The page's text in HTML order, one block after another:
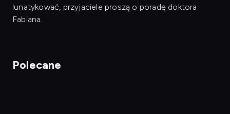
lunatykować, przyjaciele proszą o poradę doktora
Fabiana.
Polecane